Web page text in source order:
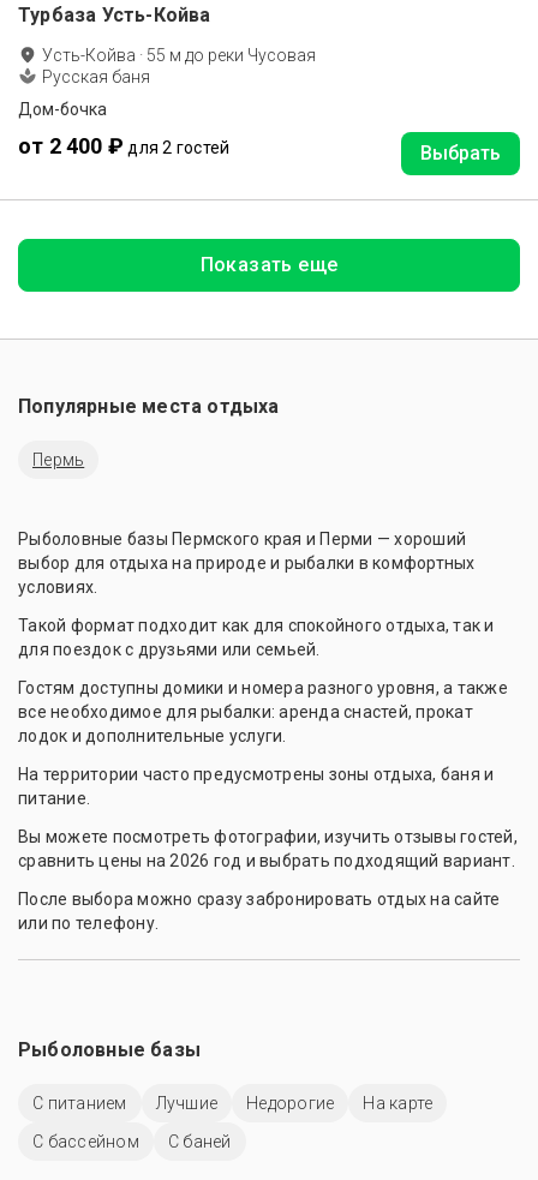
Турбаза Усть-Койва
Усть-Койва · 55 м до реки Чусовая
Русская баня
Дом-бочка
от 2 400 ₽ для 2 гостей Выбрать
Показать еще
Популярные места отдыха
Пермь
Рыболовные базы Пермского края и Перми — хороший
выбор для отдыха на природе и рыбалки в комфортных
условиях.
Такой формат подходит как для спокойного отдыха, так и
для поездок с друзьями или семьей.
Гостям доступны домики и номера разного уровня, а также
все необходимое для рыбалки: аренда снастей, прокат
лодок и дополнительные услуги.
На территории часто предусмотрены зоны отдыха, баня и
питание.
Вы можете посмотреть фотографии, изучить отзывы гостей,
сравнить цены на 2026 год и выбрать подходящий вариант.
После выбора можно сразу забронировать отдых на сайте
или по телефону.
Рыболовные базы
С питанием Лучшие Недорогие
На карте
С бассейном
С баней